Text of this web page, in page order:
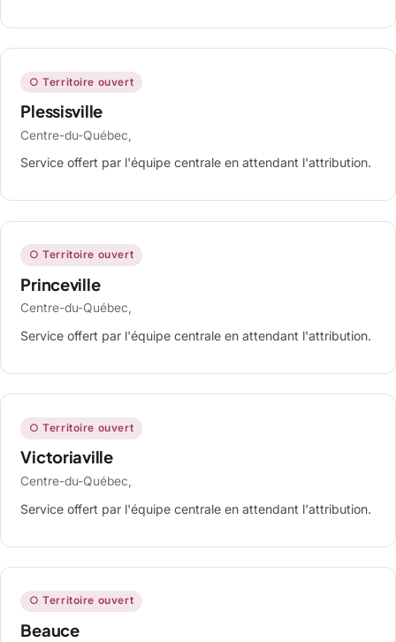
○ Territoire ouvert
Plessisville
Centre-du-Québec,
Service offert par l'équipe centrale en attendant l'attribution.
○ Territoire ouvert
Princeville
Centre-du-Québec,
Service offert par l'équipe centrale en attendant l'attribution.
○ Territoire ouvert
Victoriaville
Centre-du-Québec,
Service offert par l'équipe centrale en attendant l'attribution.
○ Territoire ouvert
Beauce